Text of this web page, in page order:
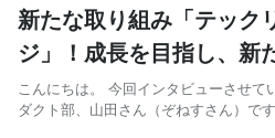
新たな取り組み「テック
ジ」！成長を目指し、新
磨くエンジニアにインタ
こんにちは。 今回インタビューさせて
ダクト部、山田さん（ぞねすさん）で